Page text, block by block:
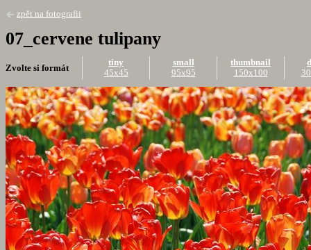
zpět na fotografii
07_cervene tulipany
Zvolte si formát
tiny
45x45
small
95x95
thumbnail
150x100